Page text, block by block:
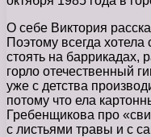
О себе Виктория
Поэтому всегда
стоять на баррикадах,
горло отечественный
уже с детства
потому что ела
Гребенщикова про
с листьями травы и с